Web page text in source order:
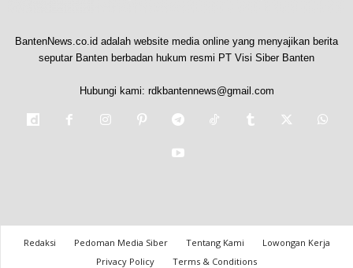
BantenNews.co.id adalah website media online yang menyajikan berita
seputar Banten berbadan hukum resmi PT Visi Siber Banten
Hubungi kami: rdkbantennews@gmail.com
Redaksi Pedoman Media Siber Tentang Kami
Lowongan Kerja
Privacy Policy
Terms & Conditions